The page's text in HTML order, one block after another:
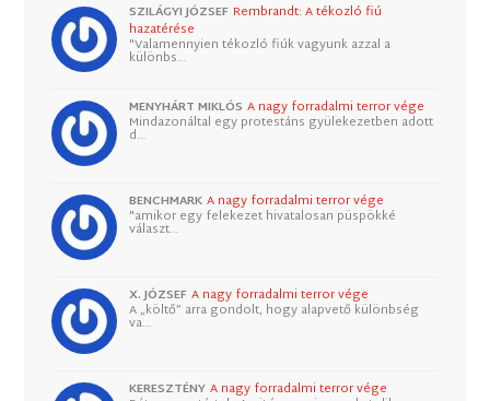
SZILÁGYI JÓZSEF Rembrandt: A tékozló fiú
hazatérése
"Valamennyien tékozló fiúk vagyunk azzal a
különbs…
MENYHÁRT MIKLÓS A nagy forradalmi terror vége
Mindazonáltal egy protestáns gyülekezetben adott
d…
BENCHMARK A nagy forradalmi terror vége
"amikor egy felekezet hivatalosan püspökké
választ…
X. JÓZSEF A nagy forradalmi terror vége
A „költő” arra gondolt, hogy alapvető különbség
va…
KERESZTÉNY A nagy forradalmi terror vége